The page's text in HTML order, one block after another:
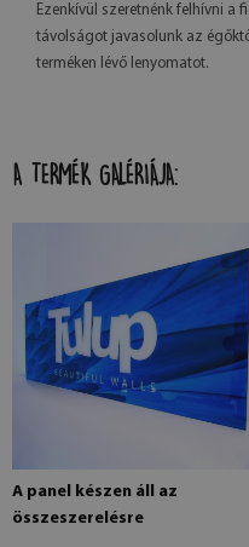
Ezenkívül szeretnénk felhívni a
távolságot javasolunk az
terméken lévő lenyomatot.
A TERMÉK GALÉRIÁJA:
A panel készen áll az
összeszerelésre